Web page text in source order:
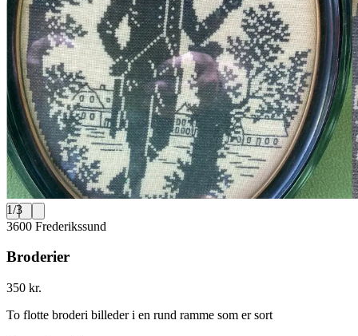
1/3
3600 Frederikssund
Broderier
350 kr.
To flotte broderi billeder i en rund ramme som er sort